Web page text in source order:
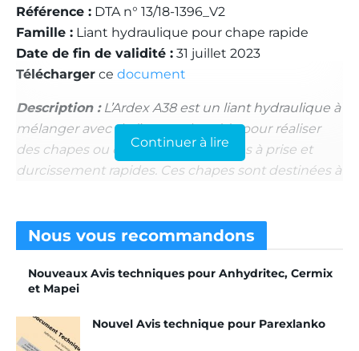
Référence : DTA n° 13/18-1396_V2
Famille : Liant hydraulique pour chape rapide
Date de fin de validité : 31 juillet 2023
Télécharger ce document
Description :L’Ardex A38 est un liant hydraulique à
mélanger avec de l’eau et du sable pour réaliser
des chapes ou des formes de pentes à prise et
durcissement rapides. Ces chapes sont destinées à
destinée à une utilisation, en neuf, en pose
adhérente et désolidarisée dans des locaux classés
4P4SE3C2au plus. Ou en pose flottante, dans les
locaux U P
carrelage, la pose est adhérente ou
désolidarisée en locaux P2/P3. Et en pose
Continuer à lire
Nous vous recommandons
Nouveaux Avis techniques pour Anhydritec, Cermix
et Mapei
Nouvel Avis technique pour Parexlanko